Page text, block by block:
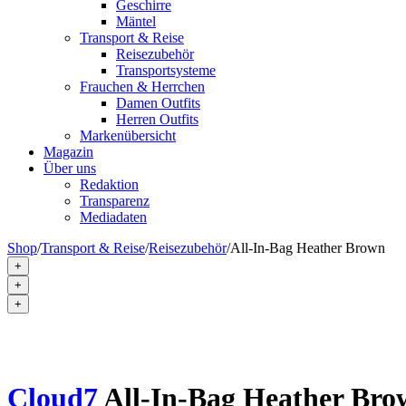
Geschirre
Mäntel
Transport & Reise
Reisezubehör
Transportsysteme
Frauchen & Herrchen
Damen Outfits
Herren Outfits
Markenübersicht
Magazin
Über uns
Redaktion
Transparenz
Mediadaten
Shop/Transport & Reise/Reisezubehör/All-In-Bag Heather Brown
+
+
+
Cloud7 All-In-Bag Heather